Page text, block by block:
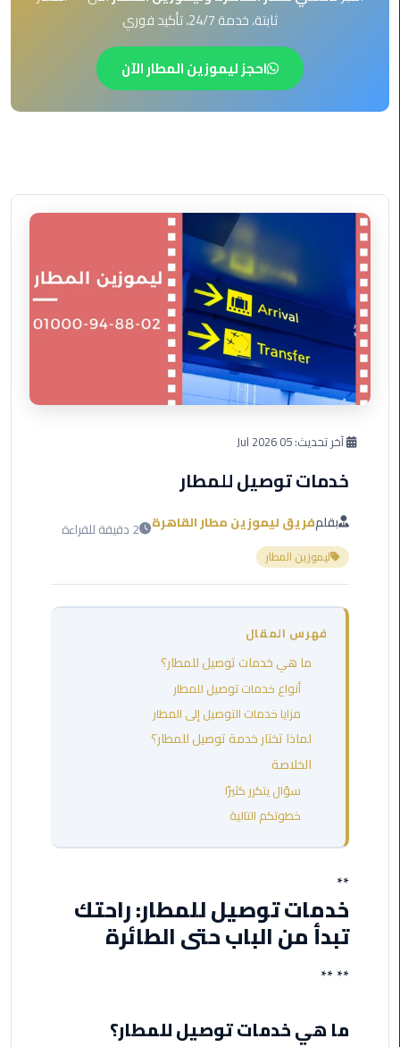
EN
AR
السخنة
العرب
الغردقة
ليموزين
برج
العرب
القاهرة
ليموزين
برج
العرب
دهب
ليموزين
العرب
ليموزين
ليموزين
مطار
العالمين
ليموزين
اسكندرية
ثابتة، خدمة 24/7، تأكيد فوري
احجز ليموزين المطار الآن
آخر تحديث:05 Jul 2026
خدمات توصيل للمطار
بقلمفريق ليموزين مطار القاهرة 2 دقيقة للقراءة
ليموزين المطار
فهرس المقال
ما هي خدمات توصيل للمطار؟
أنواع خدمات توصيل للمطار
مزايا خدمات التوصيل إلى المطار
لماذا تختار خدمة توصيل للمطار؟
الخلاصة
سؤال يتكرر كثيرًا
خطوتكم التالية
**
خدمات توصيل للمطار: راحتك
تبدأ من الباب حتى الطائرة
** **
ما هي خدمات توصيل للمطار؟